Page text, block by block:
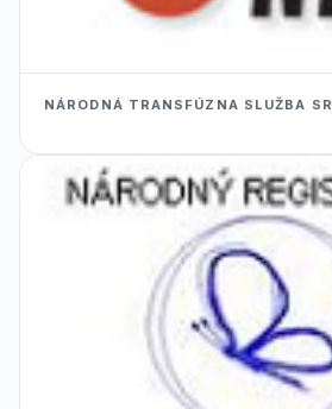
NÁRODNÁ TRANSFÚZNA SLUŽBA SR